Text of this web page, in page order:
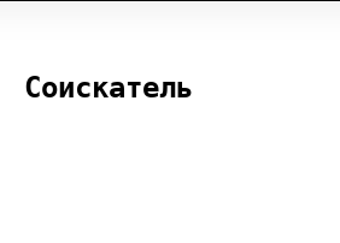
Соискатель